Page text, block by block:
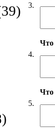
3.
4.
Что
5.
Что